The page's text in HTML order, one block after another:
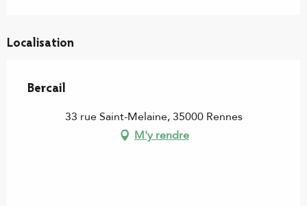
Localisation
Bercail
33 rue Saint-Melaine, 35000 Rennes
M'y rendre